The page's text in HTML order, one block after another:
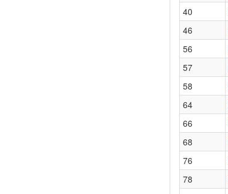
40
46
56
57
58
64
66
68
76
78